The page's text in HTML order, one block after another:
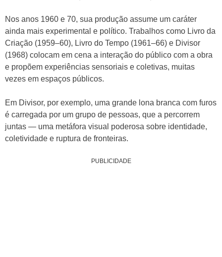
Nos anos 1960 e 70, sua produção assume um caráter
ainda mais experimental e político. Trabalhos como Livro da
Criação (1959–60), Livro do Tempo (1961–66) e Divisor
(1968) colocam em cena a interação do público com a obra
e propõem experiências sensoriais e coletivas, muitas
vezes em espaços públicos.
Em Divisor, por exemplo, uma grande lona branca com furos
é carregada por um grupo de pessoas, que a percorrem
juntas — uma metáfora visual poderosa sobre identidade,
coletividade e ruptura de fronteiras.
PUBLICIDADE